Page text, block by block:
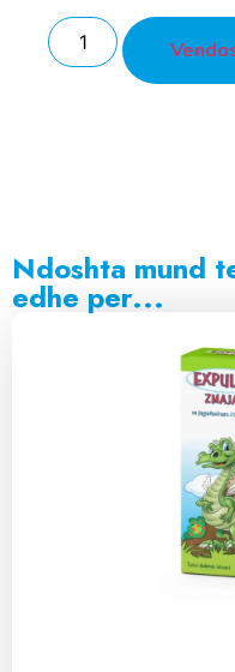
Ndoshta mund
edhe per...